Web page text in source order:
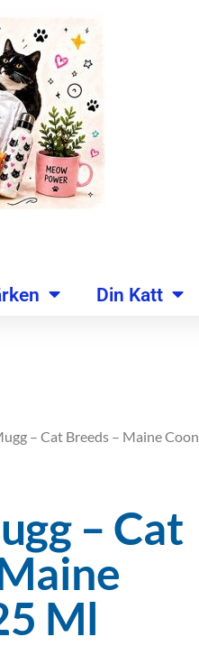
Din Katt
– Cat Breeds – Maine Coon
– Cat
Ml